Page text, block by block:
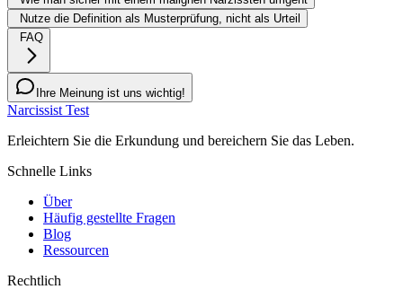
Nutze die Definition als Musterprüfung, nicht als Urteil
FAQ
Ihre Meinung ist uns wichtig!
Narcissist Test
Erleichtern Sie die Erkundung und bereichern Sie das Leben.
Schnelle Links
Über
Häufig gestellte Fragen
Blog
Ressourcen
Rechtlich